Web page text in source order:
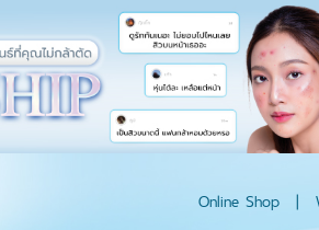
Online Shop |